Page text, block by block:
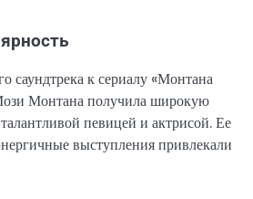
саундтрека к сериалу «Монтана
Монтана получила широкую
певицей и актрисой. Ее
выступления привлекали